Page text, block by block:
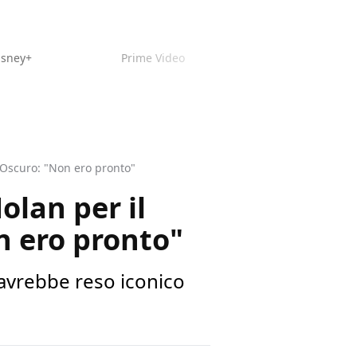
Prime Video
"Non ero pronto"
per il
ero pronto"
reso iconico